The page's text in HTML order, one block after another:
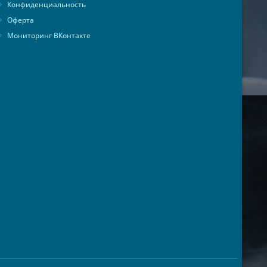
02:32:56
02:32:40
Конфиденциальность
Оферта
Мониторинг ВКонтакте